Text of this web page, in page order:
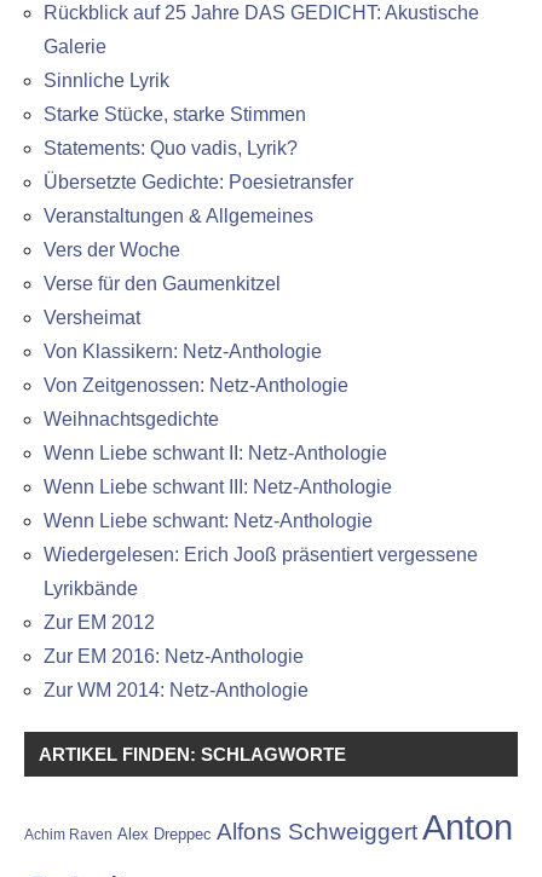
Rückblick auf 25 Jahre DAS GEDICHT: Akustische
Galerie
Sinnliche Lyrik
Starke Stücke, starke Stimmen
Statements: Quo vadis, Lyrik?
Übersetzte Gedichte: Poesietransfer
Veranstaltungen & Allgemeines
Vers der Woche
Verse für den Gaumenkitzel
Versheimat
Von Klassikern: Netz-Anthologie
Von Zeitgenossen: Netz-Anthologie
Weihnachtsgedichte
Wenn Liebe schwant II: Netz-Anthologie
Wenn Liebe schwant III: Netz-Anthologie
Wenn Liebe schwant: Netz-Anthologie
Wiedergelesen: Erich Jooß präsentiert vergessene
Lyrikbände
Zur EM 2012
Zur EM 2016: Netz-Anthologie
Zur WM 2014: Netz-Anthologie
ARTIKEL FINDEN: SCHLAGWORTE
Achim Raven Alex Dreppec Alfons SchweiggertAnton